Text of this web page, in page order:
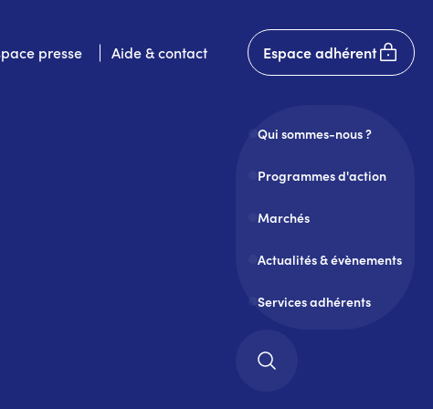
presse Aide & contact
User
account
Espace adhérent
Qui sommes-nous ?
Programmes d'action
Marchés
Actualités & évènements
Services adhérents